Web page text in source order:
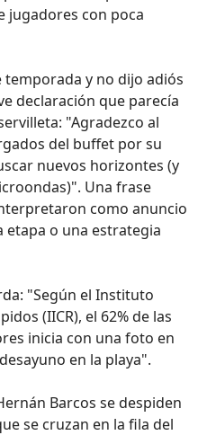
jugadores con poca
temporada y no dijo adiós
declaración que parecía
"Agradezco al
del buffet por su
nuevos horizontes (y
Una frase
como anuncio
etapa o una estrategia
"Según el Instituto
(IICR), el 62% de las
inicia con una foto en
en la playa".
Barcos se despiden
se cruzan en la fila del